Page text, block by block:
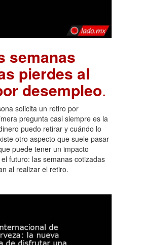
semanas
pierdes al
desempleo.
solicita un retiro por
pregunta casi siempre es la
puedo retirar y cuándo lo
otro aspecto que suele pasar
puede tener un impacto
futuro: las semanas cotizadas
al realizar el retiro.